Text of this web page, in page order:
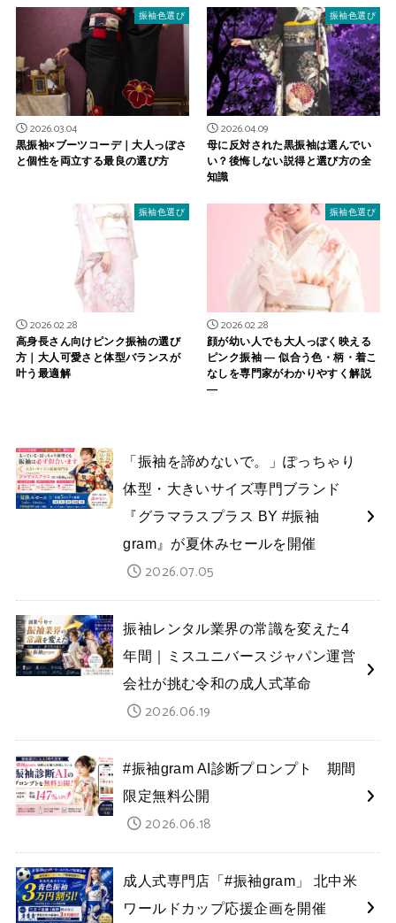
振袖色選び
2026.03.04
黒振袖×ブーツコーデ｜大人っぽさ
と個性を両立する最良の選び方
振袖色選び
2026.04.09
母に反対された黒振袖は選んでい
い？後悔しない説得と選び方の全
知識
振袖色選び
2026.02.28
高身長さん向けピンク振袖の選び
方｜大人可愛さと体型バランスが
叶う最適解
振袖色選び
2026.02.28
顔が幼い人でも大人っぽく映える
ピンク振袖 — 似合う色・柄・着こ
なしを専門家がわかりやすく解説
—
「振袖を諦めないで。」ぽっちゃり
体型・大きいサイズ専門ブランド
『グラマラスプラス BY #振袖
gram』が夏休みセールを開催
2026.07.05
振袖レンタル業界の常識を変えた4
年間｜ミスユニバースジャパン運営
会社が挑む令和の成人式革命
2026.06.19
#振袖gram AI診断プロンプト 期間
限定無料公開
2026.06.18
成人式専門店「#振袖gram」 北中米
ワールドカップ応援企画を開催